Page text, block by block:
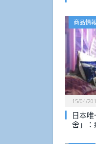
商品情報
15/04/
日本
舍」：